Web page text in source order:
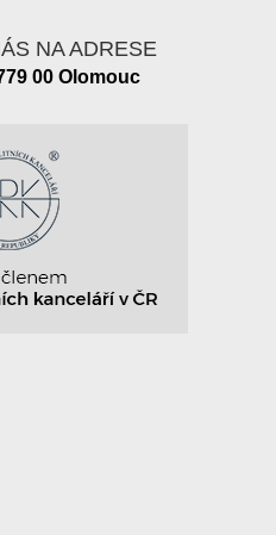
NA ADRESE
00 Olomouc